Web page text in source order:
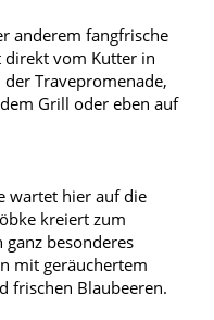
anderem fangfrische
direkt vom Kutter in
der Travepromenade,
Grill oder eben auf
wartet hier auf die
kreiert zum
ganz besonderes
mit geräuchertem
frischen Blaubeeren.